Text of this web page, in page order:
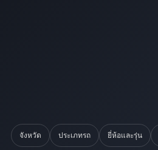
จังหวัด ประเภทรถ ยี่ห้อและรุ่น